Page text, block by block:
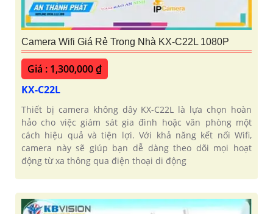
Camera Wifi Giá Rẻ Trong Nhà KX-C22L 1080P
Giá : 1,300,000 ₫
KX-C22L
Thiết bị camera không dây KX-C22L là lựa chọn hoàn
hảo cho việc giám sát gia đình hoặc văn phòng một
cách hiệu quả và tiện lợi. Với khả năng kết nối Wifi,
camera này sẽ giúp bạn dễ dàng theo dõi mọi hoạt
động từ xa thông qua điện thoại di động